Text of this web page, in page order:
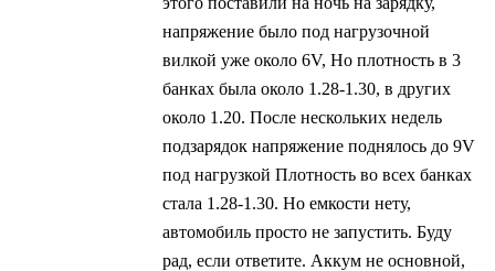
напряжение было под нагрузочной
вилкой уже около 6V, Но плотность в 3
банках была около 1.28-1.30, в других
около 1.20. После нескольких недель
подзарядок напряжение поднялось до 9V
под нагрузкой Плотность во всех банках
стала 1.28-1.30. Но емкости нету,
автомобиль просто не запустить. Буду
рад, если ответите. Аккум не основной,